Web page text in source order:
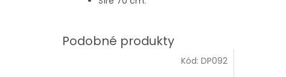
Kód: DP092